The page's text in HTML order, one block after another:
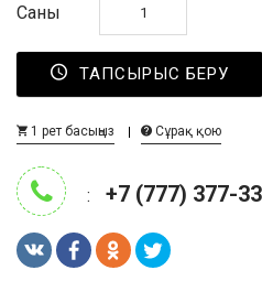
Саны
ТАПСЫРЫС БЕРУ
1 рет басыңыз Сұрақ қою
: +7 (777) 377-